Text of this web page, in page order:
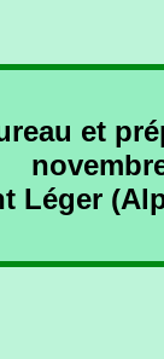
et
Léger